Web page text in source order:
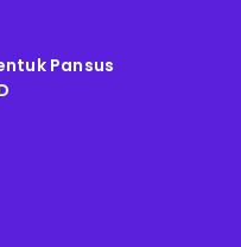
Pansus